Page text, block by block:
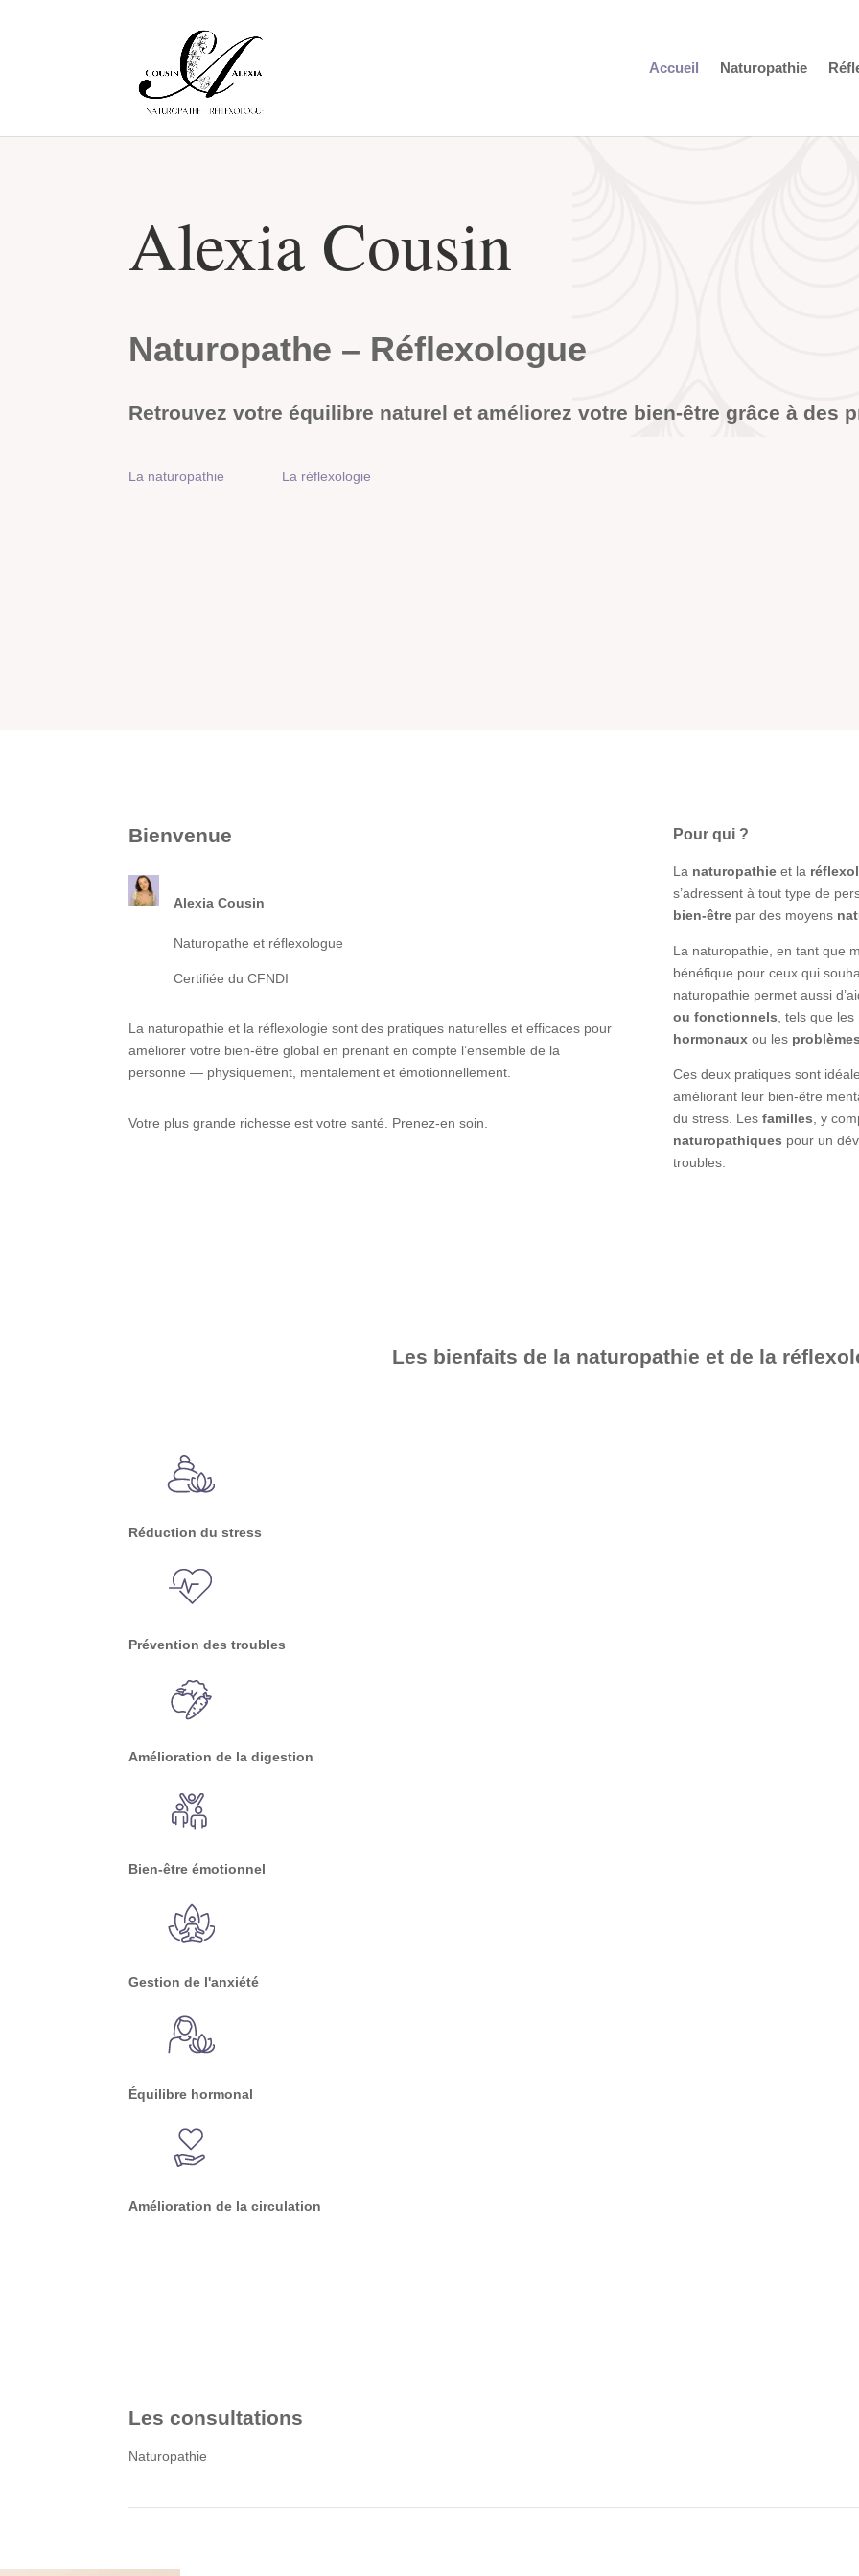
Accueil Naturopathie
Alexia Cousin
Naturopathe – Réflexologue
Retrouvez votre équilibre naturel et améliorez votre bien-être grâce à des
La naturopathie La réflexologie
Bienvenue
Alexia Cousin
Naturopathe et réflexologue
Certifiée du CFNDI
La naturopathie et la réflexologie sont des pratiques naturelles et efficaces pour
améliorer votre bien-être globalen prenant en compte l’ensemble de la
personne — physiquement, mentalement et émotionnellement.
Votre plus grande richesse est votre santé. Prenez-en soin.
Pour qui ?
La naturopathieet la
s’adressent à tout type de
bien-êtrepar des moyens
La naturopathie, en tant que
bénéfique pour ceux qui
naturopathie permet aussi
ou fonctionnels, tels que les
hormonaux ou les
Ces deux pratiques sont
améliorant leur bien-être
du stress. Les familles, y
naturopathiques pour un
troubles.
Les bienfaits de la naturopathie et de la
Réduction du stress
Prévention des troubles
Amélioration de la digestion
Bien-être émotionnel
Gestion de l'anxiété
Équilibre hormonal
Amélioration de la circulation
Les consultations
Naturopathie